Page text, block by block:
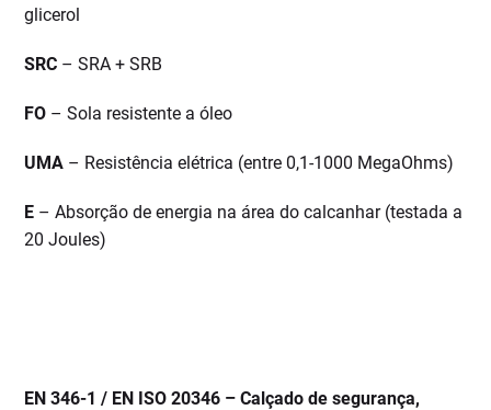
glicerol
SRC – SRA + SRB
FO – Sola resistente a óleo
UMA – Resistência elétrica (entre 0,1-1000 MegaOhms)
E – Absorção de energia na área do calcanhar (testada a
20 Joules)
EN 346-1 / EN ISO 20346 – Calçado de segurança,